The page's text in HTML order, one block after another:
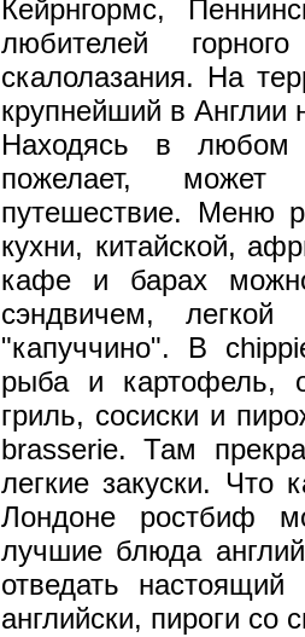
Кейрнгормс,
любителей
скалолазания. На
крупнейший в Англии
Находясь в любом
пожелает, может
путешествие. Меню
кухни, китайской,
кафе и барах можно
сэндвичем,
"капуччино". В
рыба и картофель,
гриль, сосиски и
brasserie. Там
легкие закуски. Что
Лондоне ростбиф
лучшие блюда
отведать
английски, пироги со